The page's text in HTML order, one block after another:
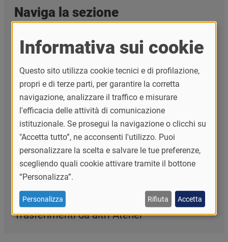
Naviga la sezione
Ammissione con valutazione di carriere
universitarie precedenti (Prevalutazione)
Iscriversi ai corsi singoli
Iscrizione a concorso o immatricolazione di
studente minorenne
Iscrizione contemporanea a due corsi di
studio
Iscrizione in regime di part-time
PA 110 e lode
Prenotazione posto in IV superiore
Trasferimenti da altri Atenei
Informativa sui cookie
Questo sito utilizza cookie tecnici e di profilazione,
propri e di terze parti, per garantire la corretta
navigazione, analizzare il traffico e misurare
l'efficacia delle attività di comunicazione
istituzionale. Se prosegui la navigazione o clicchi su
"Accetta tutto”, ne acconsenti l'utilizzo. Puoi
personalizzare la scelta e salvare le tue preferenze,
scegliendo quali cookie attivare tramite il bottone
“Personalizza”.
Personalizza Rifiuta Accetta